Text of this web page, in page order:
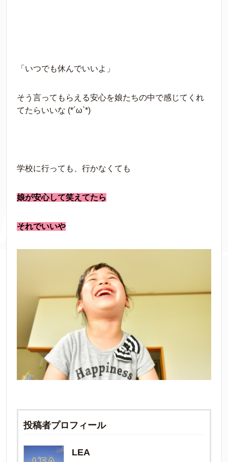
「いつでも休んでいいよ」
そう言ってもらえる安心を娘たちの中で感じてくれ
てたらいいな (*´ω`*)
学校に行っても、行かなくても
娘が安心して笑えてたら
それでいいや
投稿者プロフィール
LEA